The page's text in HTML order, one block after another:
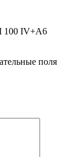
100 IV+A6
поля